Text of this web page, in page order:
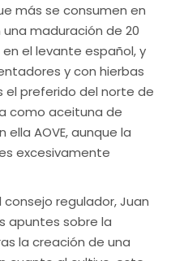
más se consumen en
maduración de 20
el levante español, y
y con hierbas
el preferido del norte de
como aceituna de
AOVE, aunque la
excesivamente
regulador, Juan
apuntes sobre la
la creación de una